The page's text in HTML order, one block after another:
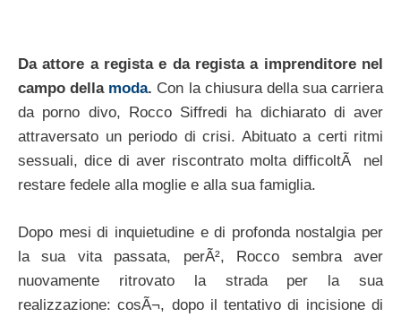
Da attore a regista e da regista a imprenditore nel
campo della moda. Con la chiusura della sua carriera
da porno divo, Rocco Siffredi ha dichiarato di aver
attraversato un periodo di crisi. Abituato a certi ritmi
sessuali, dice di aver riscontrato molta difficoltÃ nel
restare fedele alla moglie e alla sua famiglia.
Dopo mesi di inquietudine e di profonda nostalgia per
la sua vita passata, perÃ², Rocco sembra aver
nuovamente ritrovato la strada per la sua
realizzazione: cosÃ¬, dopo il tentativo di incisione di